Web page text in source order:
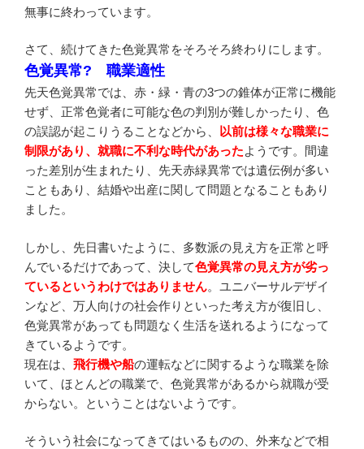
無事に終わっています。
さて、続けてきた色覚異常をそろそろ終わりにします。
色覚異常? 職業適性
先天色覚異常では、赤・緑・青の3つの錐体が正常に機能
せず、正常色覚者に可能な色の判別が難しかったり、色
の誤認が起こりうることなどから、
以前は様々な職業に
制限があり、就職に不利な時代があったようです。間違
った差別が生まれたり、先天赤緑異常では遺伝例が多い
こともあり、結婚や出産に関して問題となることもあり
ました。
しかし、先日書いたように、多数派の見え方を正常と呼
んでいるだけであって、決して色覚異常の見え方が劣っ
ているというわけではありません。ユニバーサルデザイ
ンなど、万人向けの社会作りといった考え方が復旧し、
色覚異常があっても問題なく生活を送れるようになって
きているようです。
現在は、 飛行機や船の運転などに関するような職業を除
いて、ほとんどの職業で、色覚異常があるから就職が受
からない。ということはないようです。
そういう社会になってきてはいるものの、外来などで相